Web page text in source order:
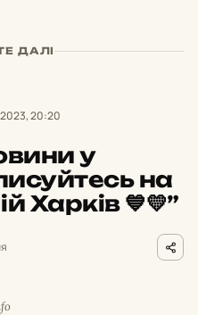
ДАЛІ
20:20
у
на
Харків 💙💛”